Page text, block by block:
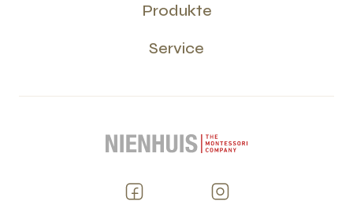
Produkte
Service